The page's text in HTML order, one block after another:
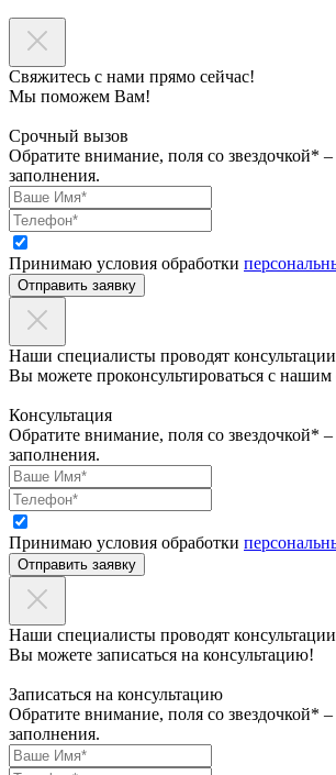
Свяжитесь с нами прямо сейчас!
Мы поможем Вам!
Срочный вызов
Обратите внимание, поля со звездочкой* –
заполнения.
Принимаю условия обработки
Отправить заявку
Наши специалисты проводят
Вы можете проконсультироваться с
Консультация
Обратите внимание, поля со звездочкой* –
заполнения.
Принимаю условия обработки
Отправить заявку
Наши специалисты проводят
Вы можете записаться на консультацию!
Записаться на консультацию
Обратите внимание, поля со звездочкой* –
заполнения.